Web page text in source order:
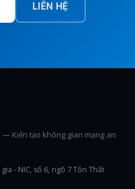
LIÊN HỆ
— Kiến tạo không gian mạng an
- NIC, số 6, ngõ 7 Tôn Thất